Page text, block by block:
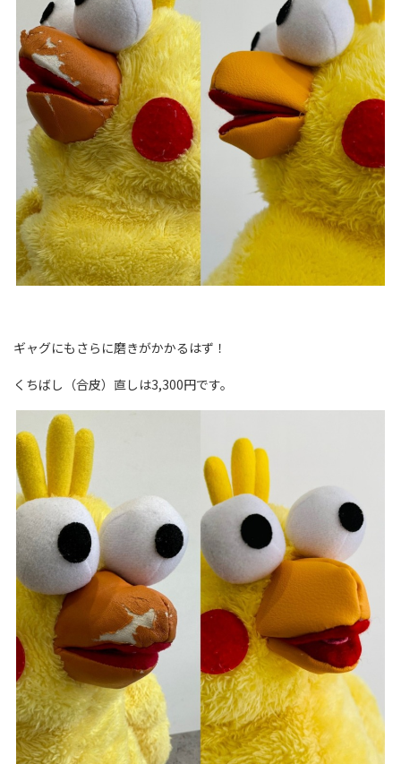
ギャグにもさらに磨きがかかるはず！
くちばし（合皮）直しは3,300円です。